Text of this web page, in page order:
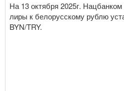
На 13 октября 2025г.
лиры к белорусскому рублю
BYN/TRY.